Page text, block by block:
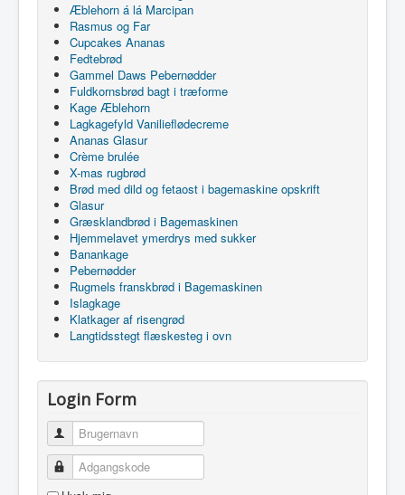
Æblehorn á lá Marcipan
Rasmus og Far
Cupcakes Ananas
Fedtebrød
Gammel Daws Pebernødder
Fuldkornsbrød bagt i træforme
Kage Æblehorn
Lagkagefyld Vanilieflødecreme
Ananas Glasur
Crème brulée
X-mas rugbrød
Brød med dild og fetaost i bagemaskine opskrift
Glasur
Græsklandbrød i Bagemaskinen
Hjemmelavet ymerdrys med sukker
Banankage
Pebernødder
Rugmels franskbrød i Bagemaskinen
Islagkage
Klatkager af risengrød
Langtidsstegt flæskesteg i ovn
Login Form
Brugernavn
Adgangskode